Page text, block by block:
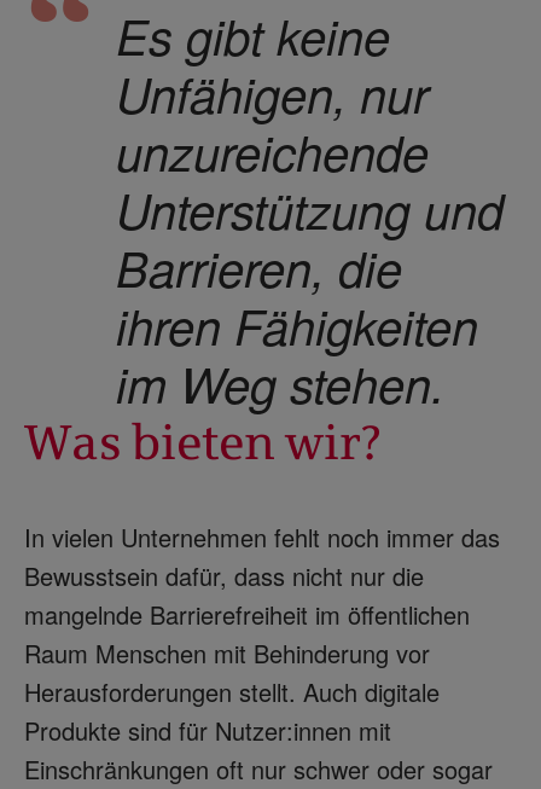
Es gibt keine
Unfähigen, nur
unzureichende
Unterstützung und
Barrieren, die
ihren Fähigkeiten
im Weg stehen.
Was bieten wir?
In vielen Unternehmen fehlt noch immer das
Bewusstsein dafür, dass nicht nur die
mangelnde Barrierefreiheit im öffentlichen
Raum Menschen mit Behinderung vor
Herausforderungen stellt. Auch digitale
Produkte sind für Nutzer:innen mit
Einschränkungen oft nur schwer oder sogar